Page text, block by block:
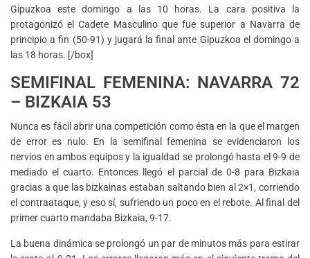
Gipuzkoa este domingo a las 10 horas. La cara positiva la
protagonizó el Cadete Masculino que fue superior a Navarra de
principio a fin (50-91) y jugará la final ante Gipuzkoa el domingo a
las 18 horas. [/box]
SEMIFINAL FEMENINA: NAVARRA 72
– BIZKAIA 53
Nunca es fácil abrir una competición como ésta en la que el margen
de error es nulo. En la semifinal femenina se evidenciaron los
nervios en ambos equipos y la igualdad se prolongó hasta el 9-9 de
mediado el cuarto. Entonces llegó el parcial de 0-8 para Bizkaia
gracias a que las bizkainas estaban saltando bien al 2×1, corriendo
el contraataque, y eso sí, sufriendo un poco en el rebote. Al final del
primer cuarto mandaba Bizkaia, 9-17.
La buena dinámica se prolongó un par de minutos más para estirar